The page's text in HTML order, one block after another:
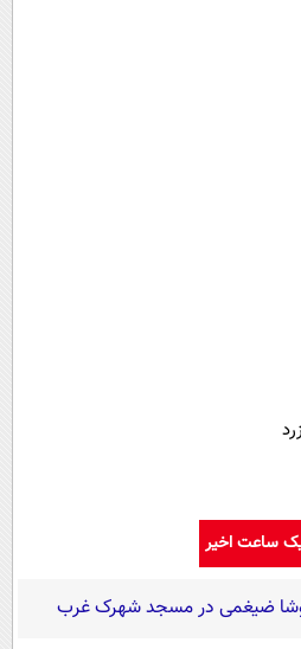
ساعت اخیر
ضیغمی در مسجد شهرک غرب